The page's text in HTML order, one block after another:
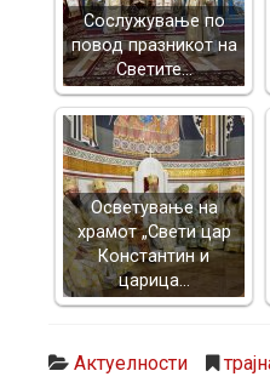
Сослужување по
повод празникот на
Светите…
Осветување на
храмот „Свети цар
Константин и
царица…
Актуелности